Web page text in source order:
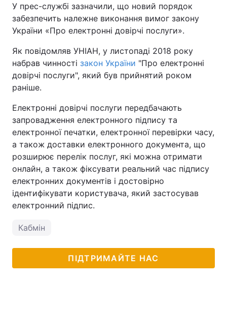
У прес-службі зазначили, що новий порядок
забезпечить належне виконання вимог закону
України «Про електронні довірчі послуги».
Як повідомляв УНІАН, у листопаді 2018 року
набрав чинності закон України "Про електронні
довірчі послуги", який був прийнятий роком
раніше.
Електронні довірчі послуги передбачають
запровадження електронного підпису та
електронної печатки, електронної перевірки часу,
а також доставки електронного документа, що
розширює перелік послуг, які можна отримати
онлайн, а також фіксувати реальний час підпису
електронних документів і достовірно
ідентифікувати користувача, який застосував
електронний підпис.
Кабмін
ПІДТРИМАЙТЕ НАС